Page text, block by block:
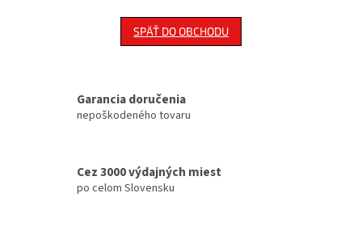
SPÄŤ DO OBCHODU
Garancia doručenia
nepoškodeného tovaru
Cez 3000 výdajných miest
po celom Slovensku